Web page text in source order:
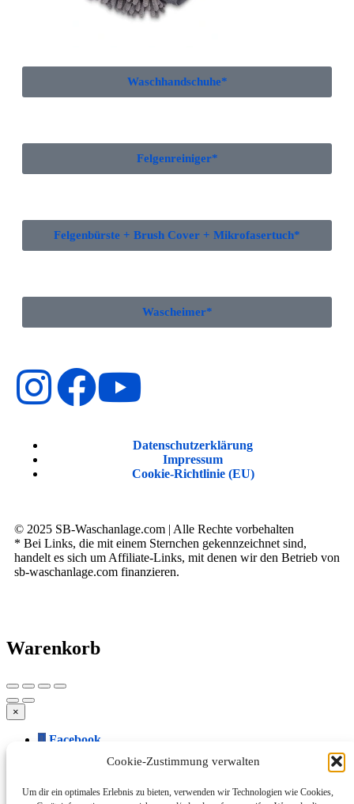
Cookie-Zustimmung verwalten
Um dir ein optimales Erlebnis zu bieten, verwenden wir Technologien wie Cookies,
Waschhandschuhe*
Felgenreiniger*
Felgenbürste + Brush Cover + Mikrofasertuch*
Wascheimer*
Datenschutzerklärung
Impressum
Cookie-Richtlinie (EU)
© 2025 SB-Waschanlage.com | Alle Rechte vorbehalten
* Bei Links, die mit einem Sternchen gekennzeichnet sind,
handelt es sich um Affiliate-Links, mit denen wir den Betrieb von
sb-waschanlage.com finanzieren.
Warenkorb
×
Facebook
LinkedIn